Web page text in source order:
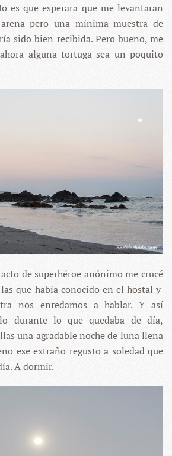
es que esperara que me levantaran
pero una mínima muestra de
sido bien recibida. Pero bueno, me
alguna tortuga sea un poquito
de superhéroe anónimo me crucé
que había conocido en el hostal y
nos enredamos a hablar. Y así
durante lo que quedaba de día,
una agradable noche de luna llena
ese extraño regusto a soledad que
A dormir.